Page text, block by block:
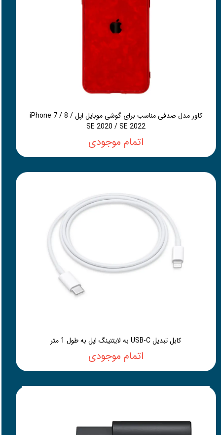
کاور مدل صدفی مناسب برای گوشی موبایل اپل iPhone 7 / 8 /
SE 2020 / SE 2022
اتمام موجودی
کابل تبدیل USB-C به لایتنینگ اپل به طول 1 متر
اتمام موجودی